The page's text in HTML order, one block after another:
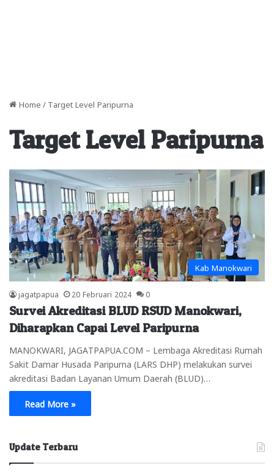
Home / Target Level Paripurna
Target Level Paripurna
Kab Manokwari
jagatpapua 20 Februari 2024 0
Survei Akreditasi BLUD RSUD Manokwari,
Diharapkan Capai Level Paripurna
MANOKWARI, JAGATPAPUA.COM – Lembaga Akreditasi Rumah
Sakit Damar Husada Paripurna (LARS DHP) melakukan survei
akreditasi Badan Layanan Umum Daerah (BLUD)…
Read More »
Update Terbaru